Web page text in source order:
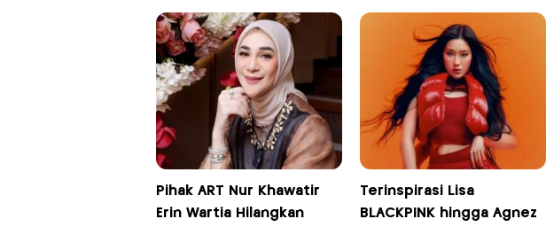
Pihak ART Nur Khawatir
Erin Wartia Hilangkan
Terinspirasi Lisa
BLACKPINK hingga Agnez